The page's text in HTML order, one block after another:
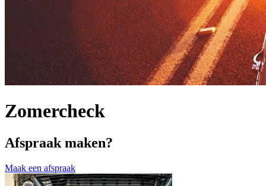
Zomercheck
Afspraak maken?
Maak een afspraak